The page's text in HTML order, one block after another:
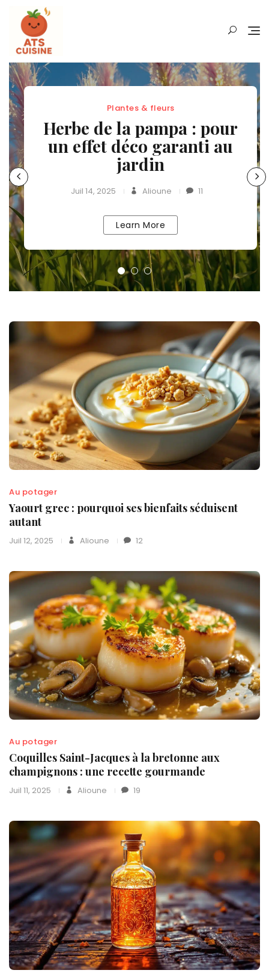
content
Plantes & fleurs
Herbe de la pampa : pour
un effet déco garanti au
jardin
Juil 14, 2025 Alioune 11
Learn More
Au potager
Yaourt grec : pourquoi ses bienfaits séduisent
autant
Juil 12, 2025 Alioune 12
Au potager
Coquilles Saint-Jacques à la bretonne aux
champignons : une recette gourmande
Juil 11, 2025 Alioune 19